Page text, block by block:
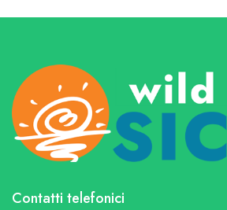
Contatti telefonici